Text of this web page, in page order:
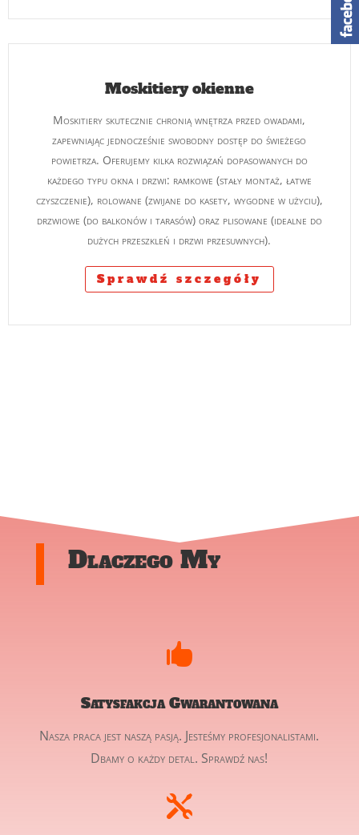
Moskitiery okienne
Moskitiery skutecznie chronią wnętrza przed owadami,
zapewniając jednocześnie swobodny dostęp do świeżego
powietrza. Oferujemy kilka rozwiązań dopasowanych do
każdego typu okna i drzwi: ramkowe (stały montaż, łatwe
czyszczenie), rolowane (zwijane do kasety, wygodne w użyciu),
drzwiowe (do balkonów i tarasów) oraz plisowane (idealne do
dużych przeszkleń i drzwi przesuwnych).
Sprawdź szczegóły
Dlaczego My

Satysfakcja Gwarantowana
Nasza praca jest naszą pasją. Jesteśmy profesjonalistami.
Dbamy o każdy detal. Sprawdź nas!
